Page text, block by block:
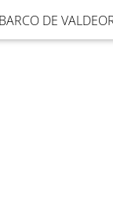
DE